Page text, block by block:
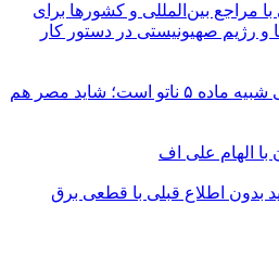
مراجع بین‌المللی و کشور‌ها برای
و رژیم صهیونیستی در دستور کار
فیدان: توافق مکه از نظر فنی شبیه ماده ۵ ناتو است؛ شاید مصر هم
الهام علی اف
بدون اطلاع قبلی با قطعی برق